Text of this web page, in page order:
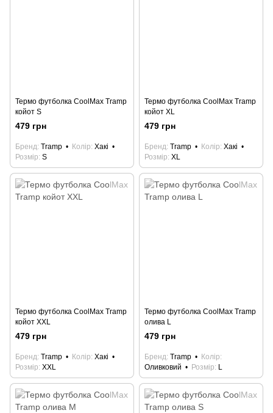
Термо футболка CoolMax Tramp
койот S
479 грн
Бренд Tramp Колір Хакі
Розмір S
Термо футболка CoolMax Tramp
койот XL
479 грн
Бренд Tramp Колір Хакі
Розмір XL
Термо футболка CoolMax Tramp
койот XXL
479 грн
Бренд Tramp Колір Хакі
Розмір XXL
Термо футболка CoolMax Tramp
олива L
479 грн
Бренд Tramp
Колір
Оливковий
Розмір L